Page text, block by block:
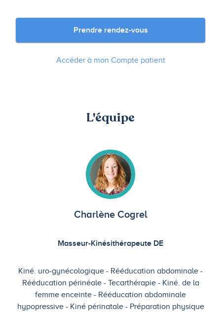
Prendre rendez-vous
Accéder à mon Compte patient
L'équipe
Charlène Cogrel
Masseur-Kinésithérapeute DE
Kiné. uro-gynécologique
Rééducation abdominale
Rééducation périnéale
Tecarthérapie
Kiné. de la
femme enceinte
Rééducation abdominale
hypopressive
Kiné périnatale
Préparation physique